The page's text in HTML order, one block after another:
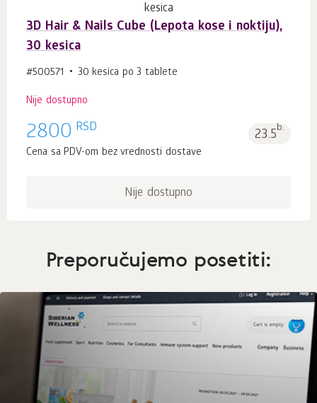
3D Hair & Nails Cube (Lepota kose i noktiju),
30 kesica
#500571 30 kesica po 3 tablete
Nije dostupno
2800 RSD 23.5b.
Cena sa PDV-om bez vrednosti dostave
Nije dostupno
Preporučujemo posetiti: